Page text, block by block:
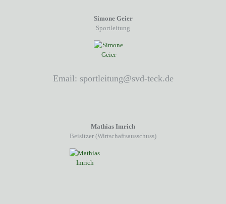
Simone Geier
Sportleitung
Email: sportleitung@svd-teck.de
Mathias Imrich
Beisitzer (Wirtschaftsausschuss)